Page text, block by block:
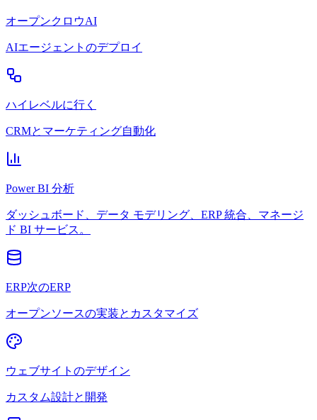
オープンクロウAI
AIエージェントのデプロイ
ハイレベルに行く
CRMとマーケティング自動化
Power BI 分析
ダッシュボード、データ モデリング、ERP 統合、マネージ
ド BI サービス。
ERP次のERP
オープンソースの実装とカスタマイズ
ウェブサイトのデザイン
カスタム設計と開発